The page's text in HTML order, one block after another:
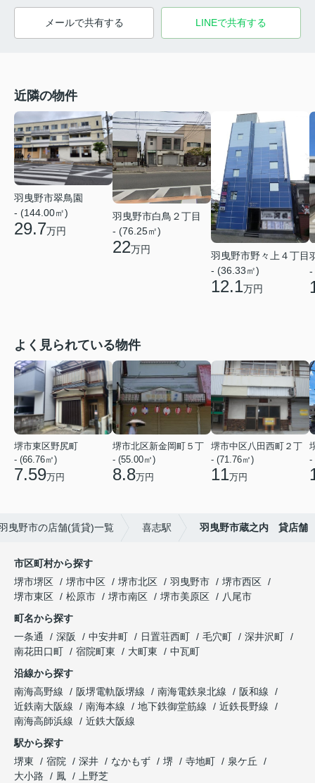
メールで共有する LINEで共有する
近隣の物件
羽曳野市翠鳥園
- (144.00㎡)
29.7万円
羽曳野市白鳥２丁目
- (76.25㎡)
22万円
羽曳野市野々上４丁目
- (36.33㎡)
12.1万円
-
よく見られている物件
堺市東区野尻町
- (66.76㎡)
7.59万円
堺市北区新金岡町５丁
- (55.00㎡)
8.8万円
堺市中区八田西町２丁
- (71.76㎡)
11万円
-
曳野市の店舗(賃貸)一覧 喜志駅 羽曳野市蔵之内 貸店舗
市区町村から探す
堺市堺区
堺市中区 堺市北区 羽曳野市
堺市西区
堺市東区
松原市 堺市南区 堺市美原区
八尾市
町名から探す
一条通
深阪 中安井町 日置荘西町 毛穴町
深井沢町
南花田口町
宿院町東 大町東
中瓦町
沿線から探す
南海高野線
阪堺電軌阪堺線 南海電鉄泉北線
阪和線
近鉄南大阪線
南海本線 地下鉄御堂筋線
近鉄長野線
南海高師浜線
近鉄大阪線
駅から探す
堺東
宿院 深井 なかもず 堺 寺地町
泉ケ丘
大小路
鳳 上野芝